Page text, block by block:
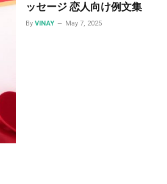
ッセージ 恋人向け例文集
By VINAY May 7, 2025